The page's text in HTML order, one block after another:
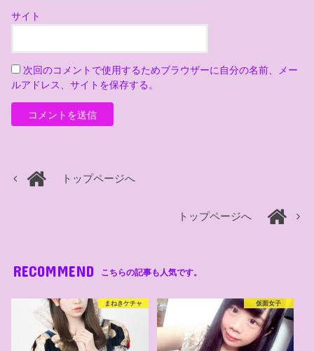
サイト
次回のコメントで使用するためブラウザーに自分の名前、メー
ルアドレス、サイトを保存する。
トップページへ
トップページへ
RECOMMEND こちらの記事も人気です。
まねきケチャ 仮面女子